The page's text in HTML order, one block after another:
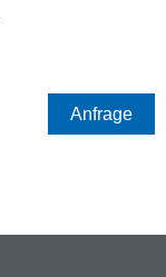
Anfrage